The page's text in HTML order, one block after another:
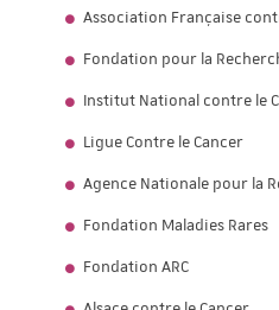
Association Française
Fondation pour la
Institut National contre le
Ligue Contre le Cancer
Agence Nationale pour la
Fondation Maladies Rares
Fondation ARC